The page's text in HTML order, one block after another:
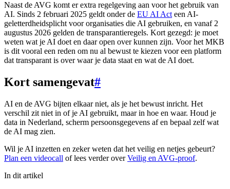
Naast de AVG komt er extra regelgeving aan voor het gebruik van
AI. Sinds 2 februari 2025 geldt onder de EU AI Act een AI-
geletterdheidsplicht voor organisaties die AI gebruiken, en vanaf 2
augustus 2026 gelden de transparantieregels. Kort gezegd: je moet
weten wat je AI doet en daar open over kunnen zijn. Voor het MKB
is dit vooral een reden om nu al bewust te kiezen voor een platform
dat transparant is over waar je data staat en wat de AI doet.
Kort samengevat#
AI en de AVG bijten elkaar niet, als je het bewust inricht. Het
verschil zit niet in of je AI gebruikt, maar in hoe en waar. Houd je
data in Nederland, scherm persoonsgegevens af en bepaal zelf wat
de AI mag zien.
Wil je AI inzetten en zeker weten dat het veilig en netjes gebeurt?
Plan een videocall of lees verder overVeilig en AVG-proof.
In dit artikel